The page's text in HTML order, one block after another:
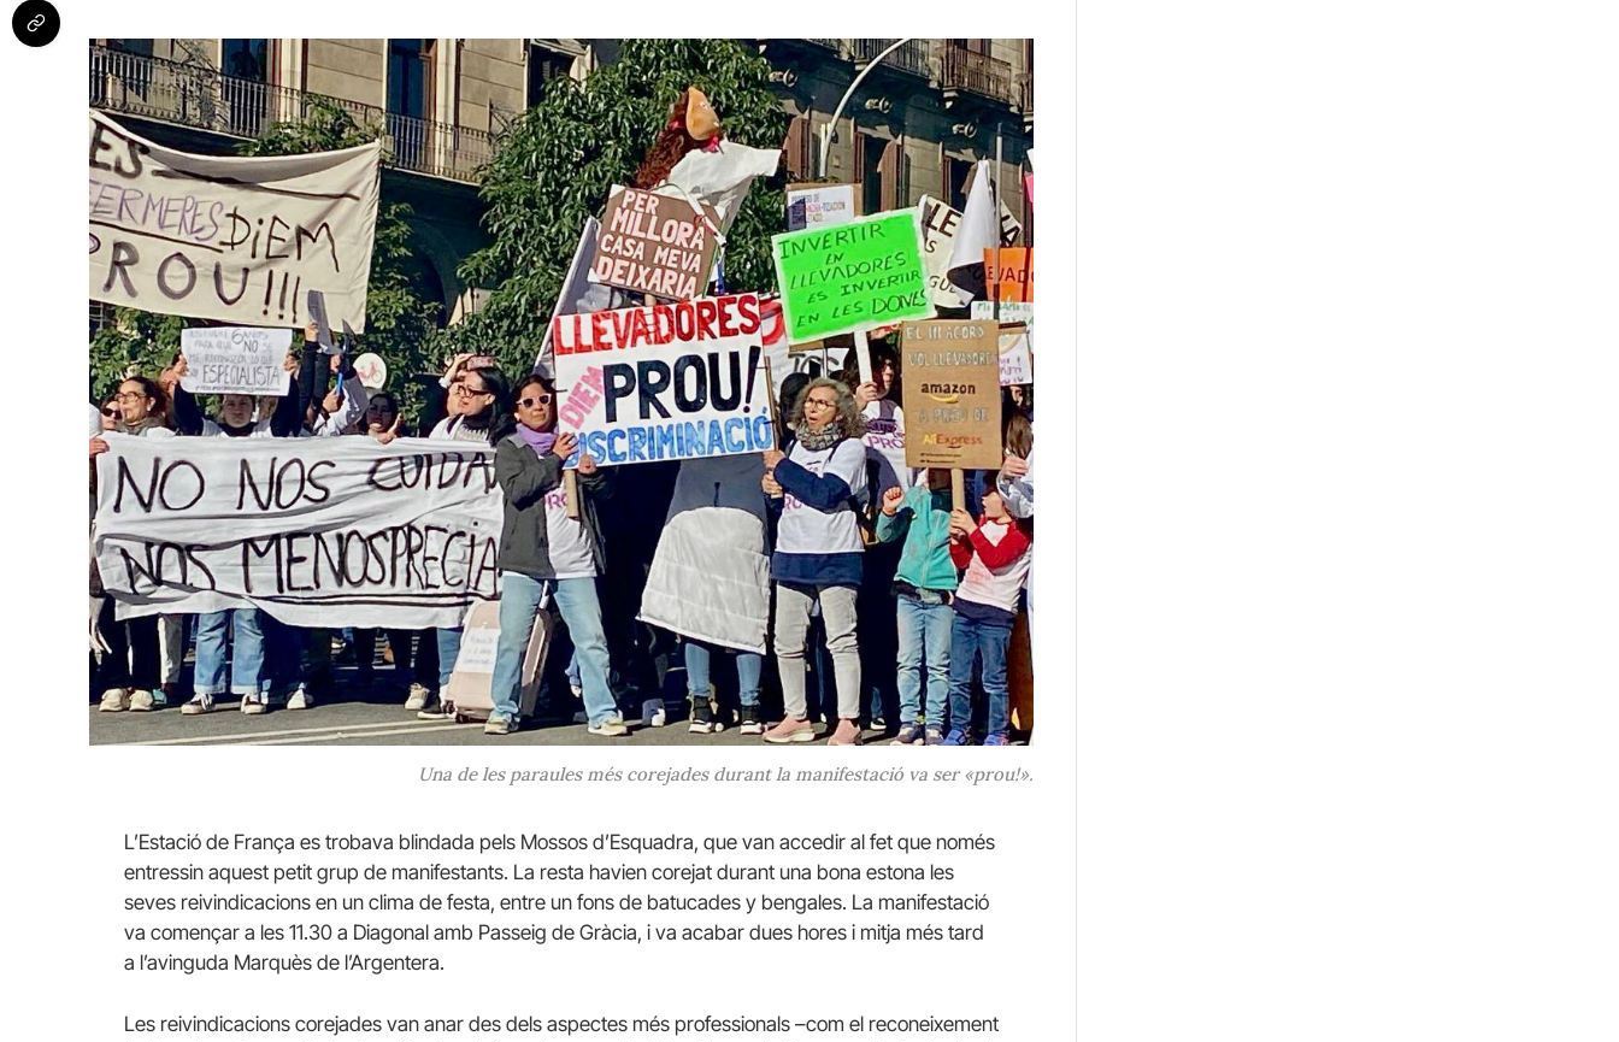
Una de les paraules més corejades durant la manifestació va ser «prou!».
L’Estació de França es trobava blindada pels Mossos d’Esquadra, que van accedir al fet que només
entressin aquest petit grup de manifestants. La resta havien corejat durant una bona estona les
seves reivindicacions en un clima de festa, entre un fons de batucades y bengales. La manifestació
va començar a les 11.30 a Diagonal amb Passeig de Gràcia, i va acabar dues hores i mitja més tard
a l’avinguda Marquès de l’Argentera.
Les reivindicacions corejades van anar des dels aspectes més professionals –com el reconeixement